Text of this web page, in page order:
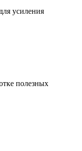
усиления
полезных